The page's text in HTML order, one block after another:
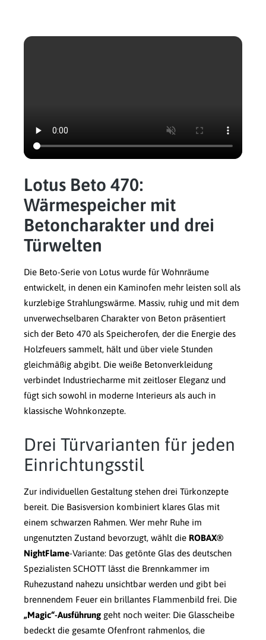
Lotus Beto 470:
Wärmespeicher mit
Betoncharakter und drei
Türwelten
Die Beto-Serie von Lotus wurde für Wohnräume
entwickelt, in denen ein Kaminofen mehr leisten soll als
kurzlebige Strahlungswärme. Massiv, ruhig und mit dem
unverwechselbaren Charakter von Beton präsentiert
sich der Beto 470 als Speicherofen, der die Energie des
Holzfeuers sammelt, hält und über viele Stunden
gleichmäßig abgibt. Die weiße Betonverkleidung
verbindet Industriecharme mit zeitloser Eleganz und
fügt sich sowohl in moderne Interieurs als auch in
klassische Wohnkonzepte.
Drei Türvarianten für jeden
Einrichtungsstil
Zur individuellen Gestaltung stehen drei Türkonzepte
bereit. Die Basisversion kombiniert klares Glas mit
einem schwarzen Rahmen. Wer mehr Ruhe im
ungenutzten Zustand bevorzugt, wählt die ROBAX®
NightFlame-Variante: Das getönte Glas des deutschen
Spezialisten SCHOTT lässt die Brennkammer im
Ruhezustand nahezu unsichtbar werden und gibt bei
brennendem Feuer ein brillantes Flammenbild frei. Die
„Magic“-Ausführung geht noch weiter: Die Glasscheibe
bedeckt die gesamte Ofenfront rahmenlos, die